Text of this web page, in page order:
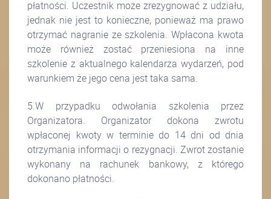
płatności. Uczestnik może zrezygnować z udziału,
jednak nie jest to konieczne, ponieważ ma prawo
otrzymać nagranie ze szkolenia. Wpłacona kwota
może również zostać przeniesiona na inne
szkolenie z aktualnego kalendarza wydarzeń, pod
warunkiem że jego cena jest taka sama.
5.W przypadku odwołania szkolenia przez
Organizatora. Organizator dokona zwrotu
wpłaconej kwoty w terminie do 14 dni od dnia
otrzymania informacji o rezygnacji. Zwrot zostanie
wykonany na rachunek bankowy, z którego
dokonano płatności.